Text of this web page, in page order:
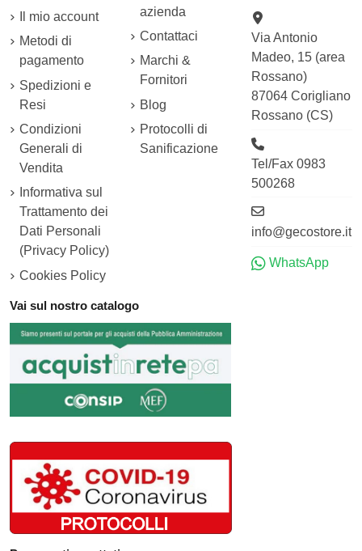
Il mio account
Metodi di
pagamento
Spedizioni e
Resi
Condizioni
Generali di
Vendita
Informativa sul
Trattamento dei
Dati Personali
(Privacy Policy)
Cookies Policy
azienda
Contattaci
Marchi &
Fornitori
Blog
Protocolli di
Sanificazione
Via Antonio
Madeo, 15 (area
Rossano)
87064 Corigliano
Rossano (CS)
Tel/Fax 0983
500268
info@gecostore.it
WhatsApp
Vai sul nostro catalogo